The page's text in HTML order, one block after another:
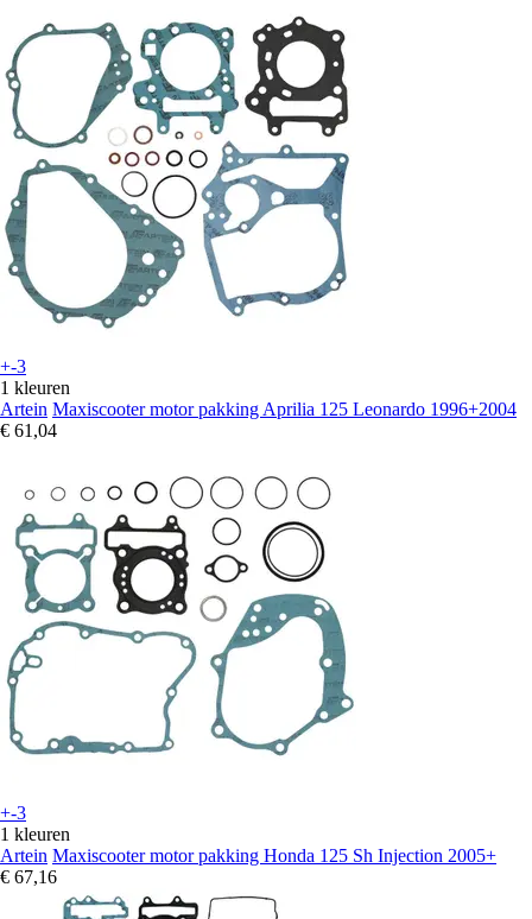
+-3
1 kleuren
Artein Maxiscooter motor pakking Aprilia 125 Leonardo 1996+2004
€ 61,04
+-3
1 kleuren
Artein Maxiscooter motor pakking Honda 125 Sh Injection 2005+
€ 67,16